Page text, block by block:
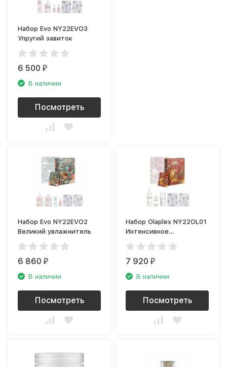
Набор Evo NY22EVO3
Упругий завиток
6 500₽
В наличии
Посмотреть
Набор Evo NY22EVO2
Великий увлажнитель
6 860₽
В наличии
Посмотреть
Набор Olaplex NY22OL01
Интенсивное
восстановление и
увлажнение
7 920₽
В наличии
Посмотреть